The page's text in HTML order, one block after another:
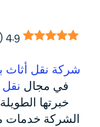
4.9
(
شركة نقل أثاث
في مجال نقل
خبرتها
الشركة خدمات